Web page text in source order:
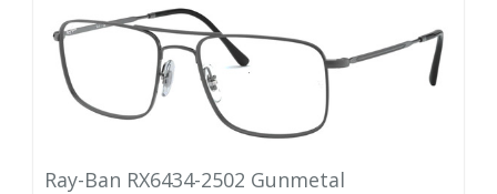
Ray-Ban RX6434-2502 Gunmetal